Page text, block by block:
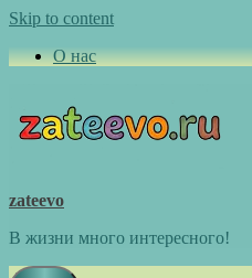
Skip to content
О нас
zateevo
В жизни много интересного!